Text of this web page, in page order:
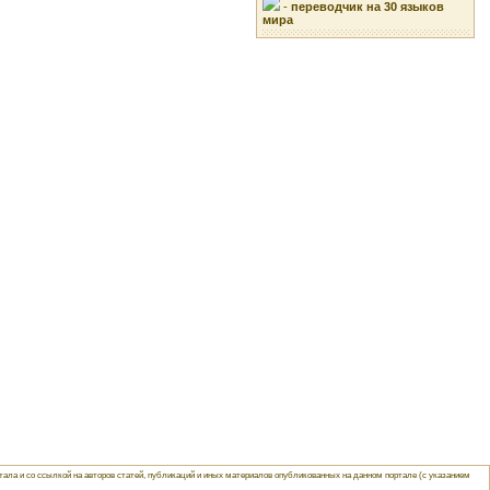
- переводчик на 30 языков
мира
и со ссылкой на авторов статей, публикаций и иных материалов опубликованных на данном портале (с указанием